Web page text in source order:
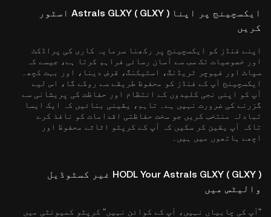
ایکسچینج پر اپنا Astrals GLXY ( GLXY ) اسٹور
کریں
اپنے فنڈز کو ایکسچینج پر رکھنا سرمایہ کاری کی پراڈکٹ
اور خصوصیات تک سب سے آسان رسائی فراہم کرتا ہے، جیسے کہ
سپاٹ اور فیوچر ٹریڈنگ، اسٹیکنگ، قرض دینا، اور بہت کچھ۔
ایکسچینج آپ کے فنڈز کو محفوظ طریقے سے روکے گا، اس لیے
آپ کو اپنی نجی کلیدوں کے انتظام اور حفاظت کی پریشانی سے
گزرنے کی ضرورت نہیں ہے۔ تاہم، یقینی بنائیں کہ ایک ایسا
تبادلہ منتخب کریں جو سخت حفاظتی اقدامات کو نافذ کرے
تاکہ آپ یقین کر سکیں کہ آپ کے کرپٹو اثاثے محفوظ اور
اچھے ہاتھوں میں ہیں۔
HODL Your Astrals GLXY ( GLXY ) غیر کسٹوڈیل
والیٹس میں
"آپ کی چابیاں نہیں، آپ کے کوائن نہیں" کرپٹو کمیونٹی میں